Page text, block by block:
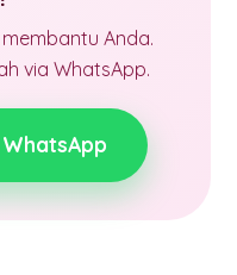
Anda.
via WhatsApp.